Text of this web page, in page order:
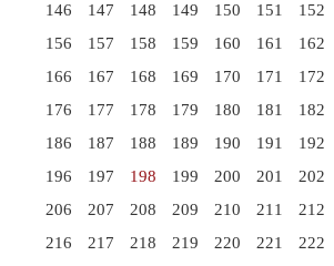
146
147 148 149 150 151 152
156
157 158 159 160 161 162
166
167 168 169 170 171 172
176
177 178 179 180 181 182
186
187 188 189 190 191 192
196
197 198 199 200 201 202
206
207 208 209 210 211 212
216
217 218 219 220 221 222